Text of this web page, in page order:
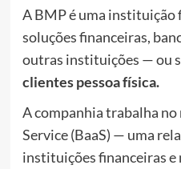
A BMP é uma instituição
soluções financeiras,
outras instituições — ou
clientes pessoa física.
A companhia trabalha no
Service (BaaS) — uma
instituições financeiras e